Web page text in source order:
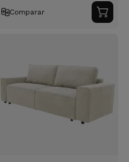
Comparar
ao